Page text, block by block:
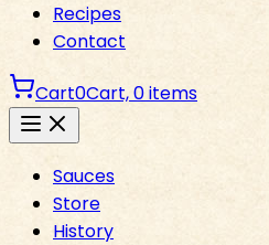
Recipes
Contact
Cart0Cart,0items
Sauces
Store
History